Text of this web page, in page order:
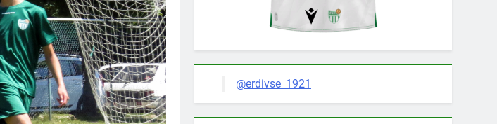
@erdivse_1921